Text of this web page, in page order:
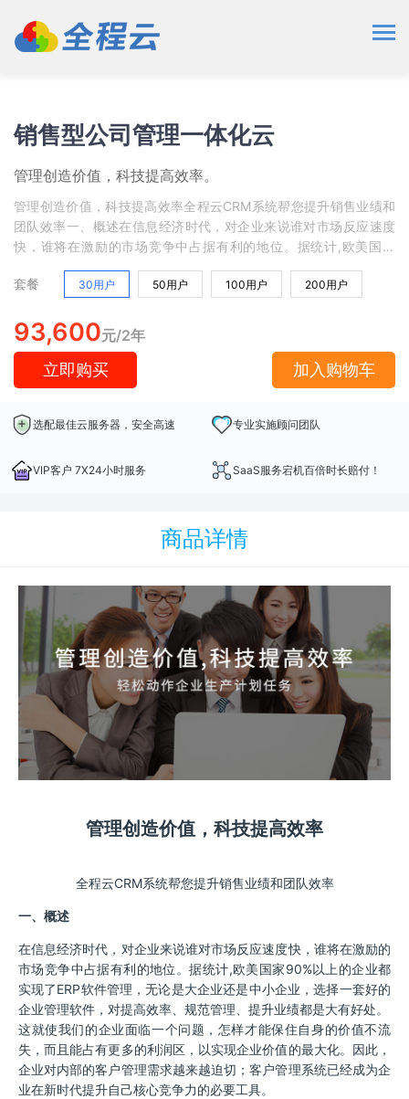
销售型公司管理一体化云
管理创造价值，科技提高效率。
管理创造价值，科技提高效率全程云CRM系统帮您提升销售业绩和
团队效率一、概述在信息经济时代，对企业来说谁对市场反应速度
快，谁将在激励的市场竞争中占据有利的地位。据统计,欧美国家
业，选择一套好的企业管理软件，对提高效率、规范管理、提升业
套餐 30用户 50用户 100用户 200用户
93,600元/2年
立即购买 加入购物车
选配最佳云服务器，安全高速 专业实施顾问团队
VIP客户 7X24小时服务 SaaS服务宕机百倍时长赔付！
商品详情
管理创造价值，科技提高效率
全程云CRM系统帮您提升销售业绩和团队效率
一、概述
在信息经济时代，对企业来说谁对市场反应速度快，谁将在激励的
市场竞争中占据有利的地位。据统计,欧美国家90%以上的企业都
实现了ERP软件管理，无论是大企业还是中小企业，选择一套好的
企业管理软件，对提高效率、规范管理、提升业绩都是大有好处。
这就使我们的企业面临一个问题，怎样才能保住自身的价值不流
失，而且能占有更多的利润区，以实现企业价值的最大化。因此，
企业对内部的客户管理需求越来越迫切；客户管理系统已经成为企
业在新时代提升自己核心竞争力的必要工具。